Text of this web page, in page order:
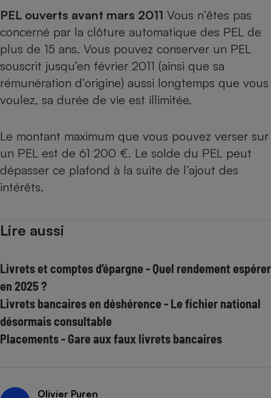
PEL ouverts avant mars 2011 Vous n’êtes pas
concerné par la clôture automatique des PEL de
plus de 15 ans. Vous pouvez conserver un PEL
souscrit jusqu’en février 2011 (ainsi que sa
rémunération d’origine) aussi longtemps que vous
voulez, sa durée de vie est illimitée.
Le montant maximum que vous pouvez verser sur
un PEL est de 61 200 €. Le solde du PEL peut
dépasser ce plafond à la suite de l’ajout des
intérêts.
Lire aussi
Livrets et comptes d’épargne - Quel rendement espérer
en 2025 ?
Livrets bancaires en déshérence - Le fichier national
désormais consultable
Placements - Gare aux faux livrets bancaires
Olivier Puren